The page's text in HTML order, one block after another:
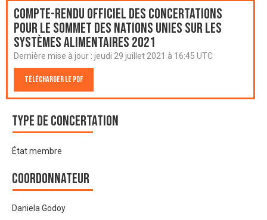
Compte-rendu officiel des Concertations
pour le Sommet des Nations Unies sur les
systèmes alimentaires 2021
Dernière mise à jour : jeudi 29 juillet 2021 à 16:45 UTC
Télécharger le PDF
Type de Concertation
État membre
Coordonnateur
Daniela Godoy